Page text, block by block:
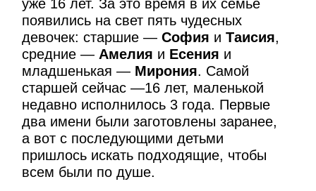
уже 16 лет. За это время в их семье
появились на свет пять чудесных
девочек: старшие —София иТаисия,
средние — Амелия и Есения и
младшенькая — Мирония. Самой
старшей сейчас —16 лет, маленькой
недавно исполнилось 3 года. Первые
два имени были заготовлены заранее,
а вот с последующими детьми
пришлось искать подходящие, чтобы
всем были по душе.